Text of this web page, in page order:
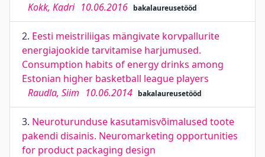
Kokk, Kadri 10.06.2016 bakalaureusetööd
2. Eesti meistriliigas mängivate korvpallurite
energiajookide tarvitamise harjumused.
Consumption habits of energy drinks among
Estonian higher basketball league players
Raudla, Siim 10.06.2014 bakalaureusetööd
3. Neuroturunduse kasutamisvõimalused toote
pakendi disainis. Neuromarketing opportunities
for product packaging design